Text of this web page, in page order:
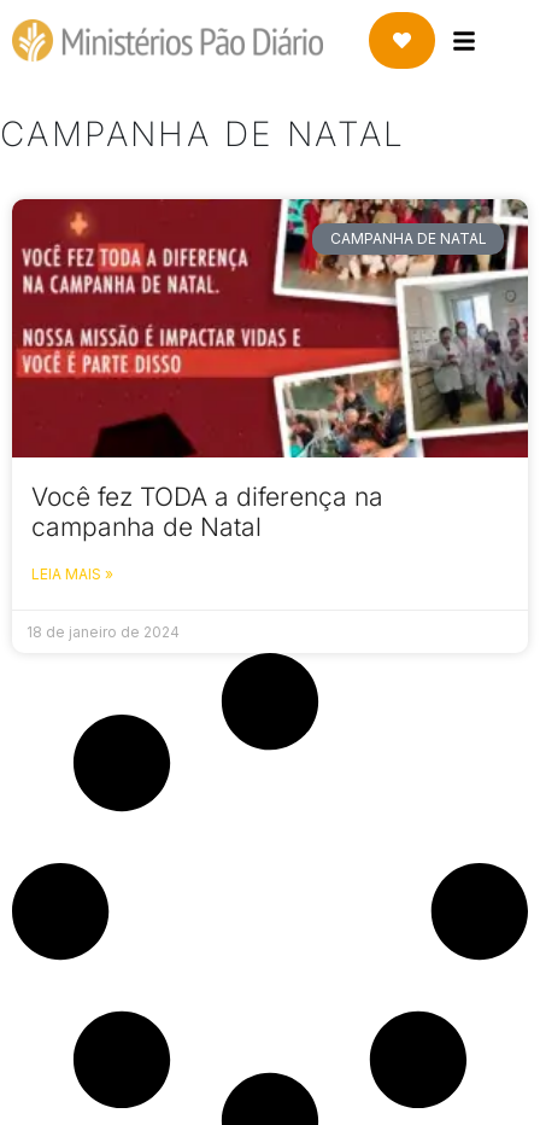
CAMPANHA DE NATAL
CAMPANHA DE NATAL
Você fez TODA a diferença na
campanha de Natal
LEIA MAIS »
18 de janeiro de 2024